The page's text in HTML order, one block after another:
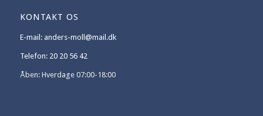
KONTAKT OS
E-mail: anders-moll@mail.dk
Telefon: 20 20 56 42
Åben: Hverdage 07:00-18:00